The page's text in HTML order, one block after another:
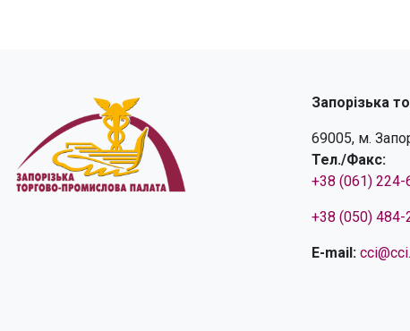
Запорізька
69005, м.
Тел./Факс:
+38 (061) 224-
+38 (050) 484-
E-mail: